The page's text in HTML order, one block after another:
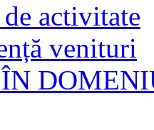
activitate
venituri